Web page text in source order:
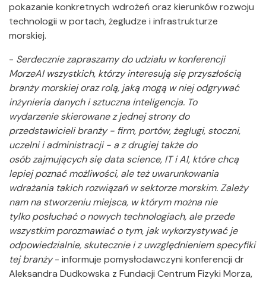
pokazanie konkretnych wdrożeń oraz kierunków rozwoju
technologii w portach, żegludze i infrastrukturze
morskiej.
- Serdecznie zapraszamy do udziału w konferencji
MorzeAI wszystkich, którzy interesują się przyszłością
branży morskiej oraz rolą, jaką mogą w niej odgrywać
inżynieria danych i sztuczna inteligencja. To
wydarzenie skierowane z jednej strony do
przedstawicieli branży - firm, portów, żeglugi, stoczni,
uczelni i administracji - a z drugiej także do
osób zajmujących się data science, IT i AI, które chcą
lepiej poznać możliwości, ale też uwarunkowania
wdrażania takich rozwiązań w sektorze morskim. Zależy
nam na stworzeniu miejsca, w którym można nie
tylko posłuchać o nowych technologiach, ale przede
wszystkim porozmawiać o tym, jak wykorzystywać je
odpowiedzialnie, skutecznie i z uwzględnieniem specyfiki
tej branży- informuje pomysłodawczyni konferencji dr
Aleksandra Dudkowska z Fundacji Centrum Fizyki Morza,